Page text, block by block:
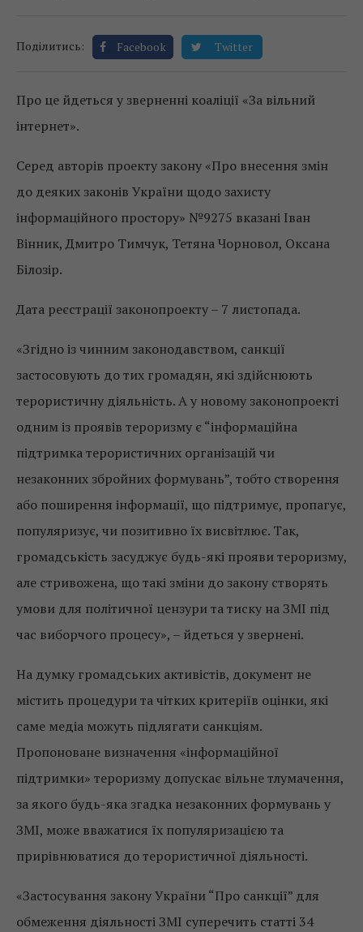
Поділитись: Facebook Twitter
Про це йдеться у зверненні коаліції «За вільний
інтернет».
Серед авторів проекту закону «Про внесення змін
до деяких законів України щодо захисту
інформаційного простору» №9275 вказані Іван
Вінник, Дмитро Тимчук, Тетяна Чорновол, Оксана
Білозір.
Дата реєстрації законопроекту – 7 листопада.
«Згідно із чинним законодавством, санкції
застосовують до тих громадян, які здійснюють
терористичну діяльність. А у новому законопроекті
одним із проявів тероризму є “інформаційна
підтримка терористичних організацій чи
незаконних збройних формувань”, тобто створення
або поширення інформації, що підтримує, пропагує,
популяризує, чи позитивно їх висвітлює. Так,
громадськість засуджує будь-які прояви тероризму,
але стривожена, що такі зміни до закону створять
умови для політичної цензури та тиску на ЗМІ під
час виборчого процесу», – йдеться у звернені.
На думку громадських активістів, документ не
містить процедури та чітких критеріїв оцінки, які
саме медіа можуть підлягати санкціям.
Пропоноване визначення «інформаційної
підтримки» тероризму допускає вільне тлумачення,
за якого будь-яка згадка незаконних формувань у
ЗМІ, може вважатися їх популяризацією та
прирівнюватися до терористичної діяльності.
«Застосування закону України “Про санкції” для
обмеження діяльності ЗМІ суперечить статті 34